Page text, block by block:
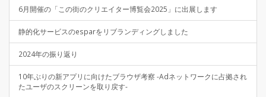
6月開催の「この街のクリエイター博覧会2025」に出展します
静的化サービスのesparをリブランディングしました
2024年の振り返り
10年ぶりの新アプリに向けたブラウザ考察 -Adネットワークに占拠され
たユーザのスクリーンを取り戻す-